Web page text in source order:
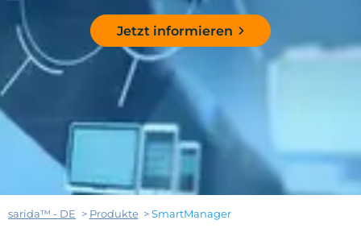
Jetzt informieren
sarida™ - DE Produkte SmartManager